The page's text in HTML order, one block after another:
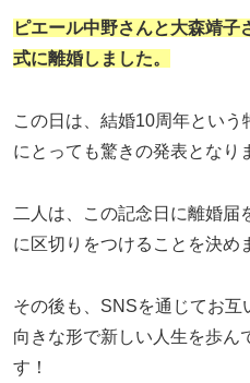
ピエール中野さんと大森靖子
式に離婚しました。
この日は、結婚10周年とい
にとっても驚きの発表となり
二人は、この記念日に離婚届
に区切りをつけることを決め
その後も、SNSを通じてお
向きな形で新しい人生を歩ん
す！